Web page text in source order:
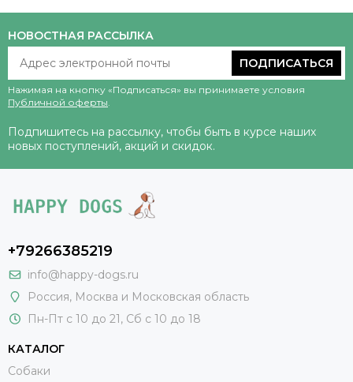
НОВОСТНАЯ РАССЫЛКА
ПОДПИСАТЬСЯ
Нажимая на кнопку «Подписаться» вы принимаете условия
Публичной оферты
Подпишитесь на рассылку, чтобы быть в курсе наших
новых поступлений, акций и скидок.
+79266385219
info@happy-dogs.ru
Россия, Москва и Московская область
Пн-Пт с 10 до 21, Сб с 10 до 18
КАТАЛОГ
Собаки